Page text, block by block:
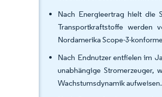
Nach Energieertrag hielt die
Transportkraftstoffe werden
Nordamerika Scope-3-
Nach Endnutzer entfielen im
unabhängige Stromerzeuger,
Wachstumsdynamik aufweisen.